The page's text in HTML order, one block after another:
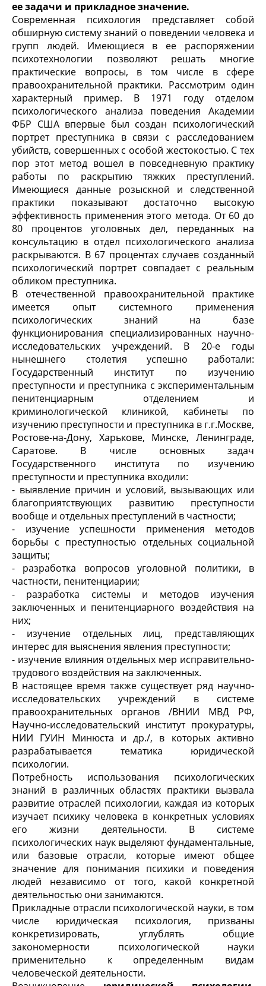
ее задачи и прикладное значение.
Современная психология представляет собой
обширную систему знаний о поведении человека и
групп людей. Имеющиеся в ее распоряжении
психотехнологии позволяют решать многие
практические вопросы, в том числе в сфере
правоохранительной практики. Рассмотрим один
характерный пример. В 1971 году отделом
психологического анализа поведения Академии
ФБР США впервые был создан психологический
портрет преступника в связи с расследованием
убийств, совершенных с особой жестокостью. С тех
пор этот метод вошел в повседневную практику
работы по раскрытию тяжких преступлений.
Имеющиеся данные розыскной и следственной
практики показывают достаточно высокую
эффективность применения этого метода. От 60 до
80 процентов уголовных дел, переданных на
консультацию в отдел психологического анализа
раскрываются. В 67 процентах случаев созданный
психологический портрет совпадает с реальным
обликом преступника.
В отечественной правоохранительной практике
имеется опыт системного применения
психологических знаний на базе
функционирования специализированных научно-
исследовательских учреждений. В 20-е годы
нынешнего столетия успешно работали:
Государственный институт по изучению
преступности и преступника с экспериментальным
пенитенциарным отделением и
криминологической клиникой, кабинеты по
изучению преступности и преступника в г.г.Москве,
Ростове-на-Дону, Харькове, Минске, Ленинграде,
Саратове. В числе основных задач
Государственного института по изучению
преступности и преступника входили:
- выявление причин и условий, вызывающих или
благоприятствующих развитию преступности
вообще и отдельных преступлений в частности;
- изучение успешности применения методов
борьбы с преступностью отдельных социальной
защиты;
- разработка вопросов уголовной политики, в
частности, пенитенциарии;
- разработка системы и методов изучения
заключенных и пенитенциарного воздействия на
них;
- изучение отдельных лиц, представляющих
интерес для выяснения явления преступности;
- изучение влияния отдельных мер исправительно-
трудового воздействия на заключенных.
В настоящее время также существует ряд научно-
исследовательских учреждений в системе
правоохранительных органов /ВНИИ МВД РФ,
Научно-исследовательский институт прокуратуры,
НИИ ГУИН Минюста и др./, в которых активно
разрабатывается тематика юридической
психологии.
Потребность использования психологических
знаний в различных областях практики вызвала
развитие отраслей психологии, каждая из которых
изучает психику человека в конкретных условиях
его жизни деятельности. В системе
психологических наук выделяют фундаментальные,
или базовые отрасли, которые имеют общее
значение для понимания психики и поведения
людей независимо от того, какой конкретной
деятельностью они занимаются.
Прикладные отрасли психологической науки, в том
числе юридическая психология, призваны
конкретизировать, углублять общие
закономерности психологической науки
применительно к определенным видам
человеческой деятельности.